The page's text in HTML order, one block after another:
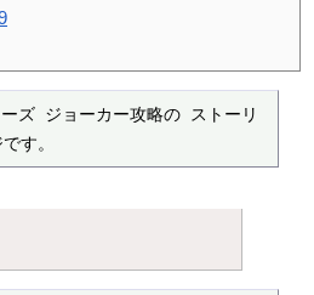
ズ ジョーカー攻略の ストーリ
す。